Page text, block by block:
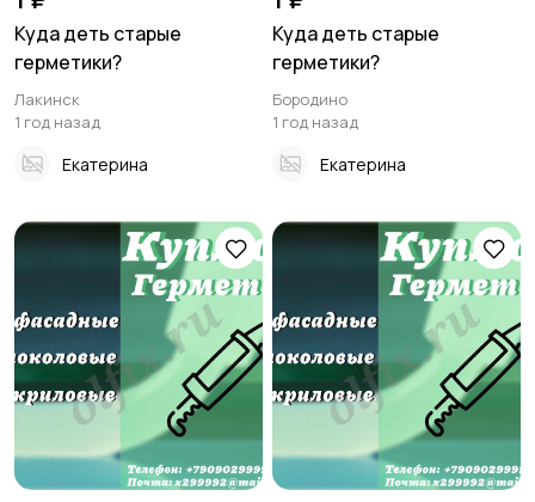
Куда деть старые
герметики?
Лакинск
1 год назад
Екатерина
Куда деть старые
герметики?
Бородино
1 год назад
Екатерина